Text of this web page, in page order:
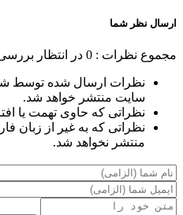
ارسال نظر شما
مجموع نظرات : 0 در انتظار بررسی
نظرات ارسال شده توسط
سایت منتشر خواهد شد.
نظراتی که حاوی تهمت یا
نظراتی که به غیر از زبان
منتشر نخواهد شد.